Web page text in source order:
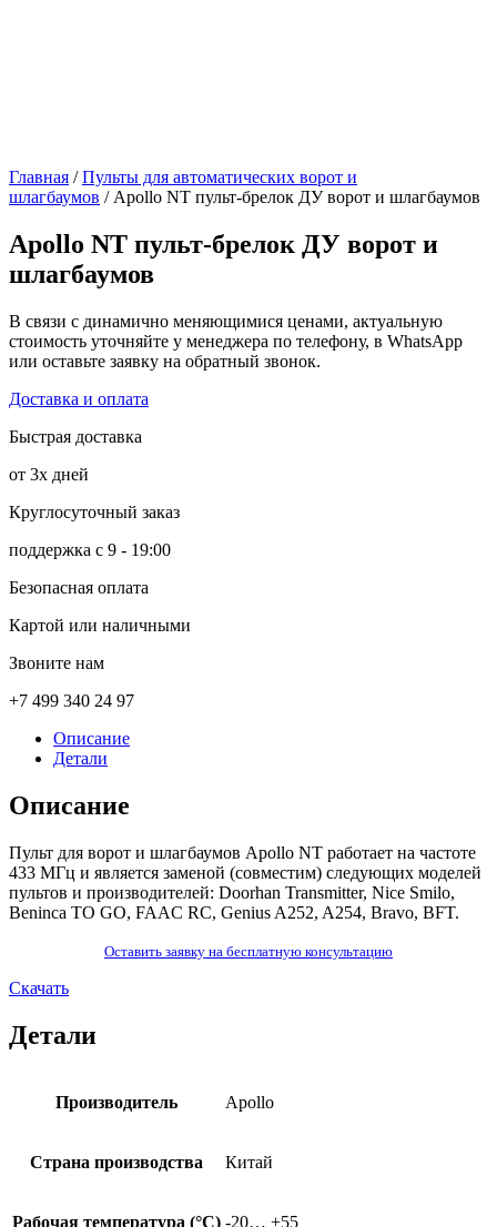
Главная /Пульты для автоматических ворот и
шлагбаумов / Apollo NT пульт-брелок ДУ ворот и шлагбаумов
Apollo NT пульт-брелок ДУ ворот и
шлагбаумов
В связи с динамично меняющимися ценами, актуальную
стоимость уточняйте у менеджера по телефону, в WhatsApp
или оставьте заявку на обратный звонок.
Доставка и оплата
Быстрая доставка
от 3х дней
Круглосуточный заказ
поддержка с 9 - 19:00
Безопасная оплата
Картой или наличными
Звоните нам
+7 499 340 24 97
Описание
Детали
Описание
Пульт для ворот и шлагбаумов Apollo NT работает на частоте
433 МГц и является заменой (совместим) следующих моделей
пультов и производителей: Doorhan Transmitter, Nice Smilo,
Beninca TO GO, FAAC RC, Genius A252, A254, Bravo, BFT.
Оставить заявку на бесплатную консультацию
Скачать
Детали
Производитель Apollo
Страна производства Китай
Рабочая температура (°C) -20… +55